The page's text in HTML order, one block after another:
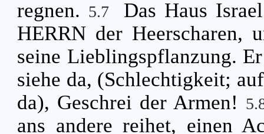
regnen. 5.7
Das Haus
HERRN der Heerscharen,
seine Lieblingspflanzung.
siehe da, (Schlechtigkeit;
da), Geschrei der Armen!
ans andere reihet, einen